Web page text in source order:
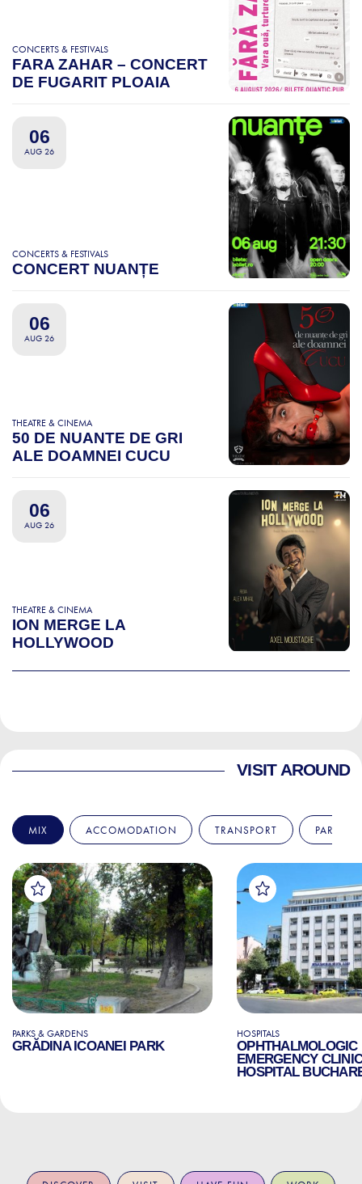
CONCERTS & FESTIVALS
FARA ZAHAR – CONCERT
DE FUGARIT PLOAIA
06
AUG 26
CONCERTS & FESTIVALS
CONCERT NUANȚE
06
AUG 26
THEATRE & CINEMA
50 DE NUANTE DE GRI
ALE DOAMNEI CUCU
06
AUG 26
THEATRE & CINEMA
ION MERGE LA
HOLLYWOOD
VISIT AROUND
MIX ACCOMODATION TRANSPORT PARKS
PARKS & GARDENS
GRĂDINA ICOANEI PARK
HOSPITALS
OPHTHALMOLOGIC
EMERGENCY
HOSPITAL